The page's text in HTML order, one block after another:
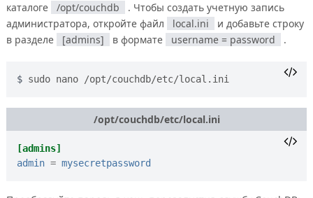
каталоге
/opt/couchdb
. Чтобы создать учетную запись
администратора, откройте файл
local.ini
и добавьте строку
в разделе
[admins] в формате username = password .
sudo nano /opt/couchdb/etc/local.ini
/opt/couchdb/etc/local.ini
[admins]
admin = mysecretpassword